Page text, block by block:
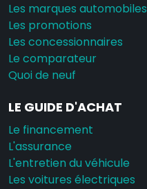
Les marques automobiles
Les promotions
Les concessionnaires
Le comparateur
Quoi de neuf
LE GUIDE D'ACHAT
Le financement
L'assurance
L'entretien du véhicule
Les voitures électriques